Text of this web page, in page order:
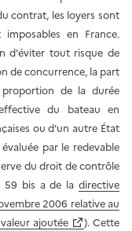
contrat, les loyers sont
en France.
d'éviter tout risque de
de concurrence, la part
de la durée
du bateau en
ou d'un autre État
par le redevable
du droit de contrôle
59 bis a de la directive
2006 relative au
ajoutée
). Cette